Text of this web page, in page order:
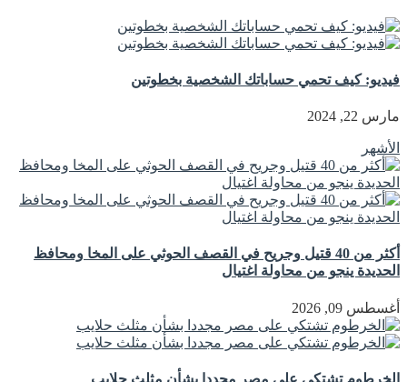
فيديو: كيف تحمي حساباتك الشخصية بخطوتين
مارس 22, 2024
الأشهر
أكثر من 40 قتيل وجريح في القصف الحوثي على المخا ومحافظ
الحديدة ينجو من محاولة اغتيال
أغسطس 09, 2026
الخرطوم تشتكي على مصر مجددا بشأن مثلث حلايب